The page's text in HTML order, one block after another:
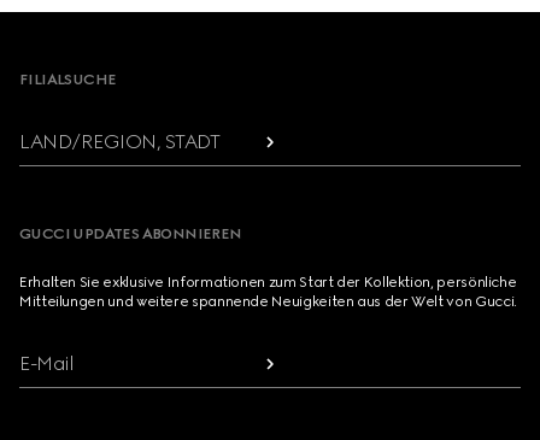
FILIALSUCHE
LAND/REGION, STADT
GUCCI UPDATES ABONNIEREN
Erhalten Sie exklusive Informationen zum Start der Kollektion, persönliche
Mitteilungen und weitere spannende Neuigkeiten aus der Welt von Gucci.
E-Mail